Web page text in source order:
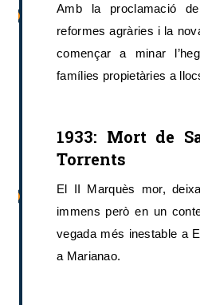
Amb la proclamació
reformes agràries i la
començar a minar
famílies propietàries a
1933: Mort de
Torrents
El II Marquès mor,
immens però en un
vegada més inestable a
a Marianao.